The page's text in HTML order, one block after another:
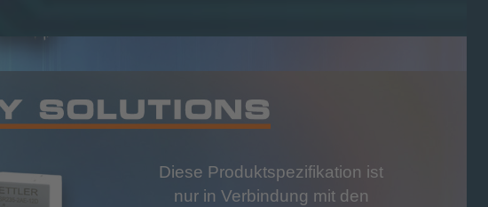
Diese Produktspezifikation ist
nur in Verbindung mit den